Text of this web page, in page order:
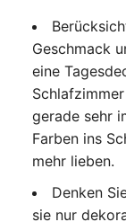
Geschmack
eine
gerade sehr
Farben ins
mehr lieben.
Denken
sie nur